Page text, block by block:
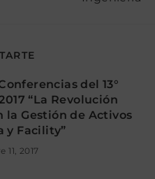
del 13°
“La Revolución
la Gestión de Activos
y Facility”
11, 2017